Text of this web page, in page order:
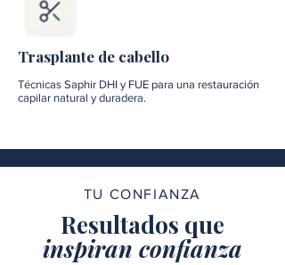
Trasplante de cabello
Técnicas Saphir DHI y FUE para una restauración
capilar natural y duradera.
TU CONFIANZA
Resultados que
inspiran confianza